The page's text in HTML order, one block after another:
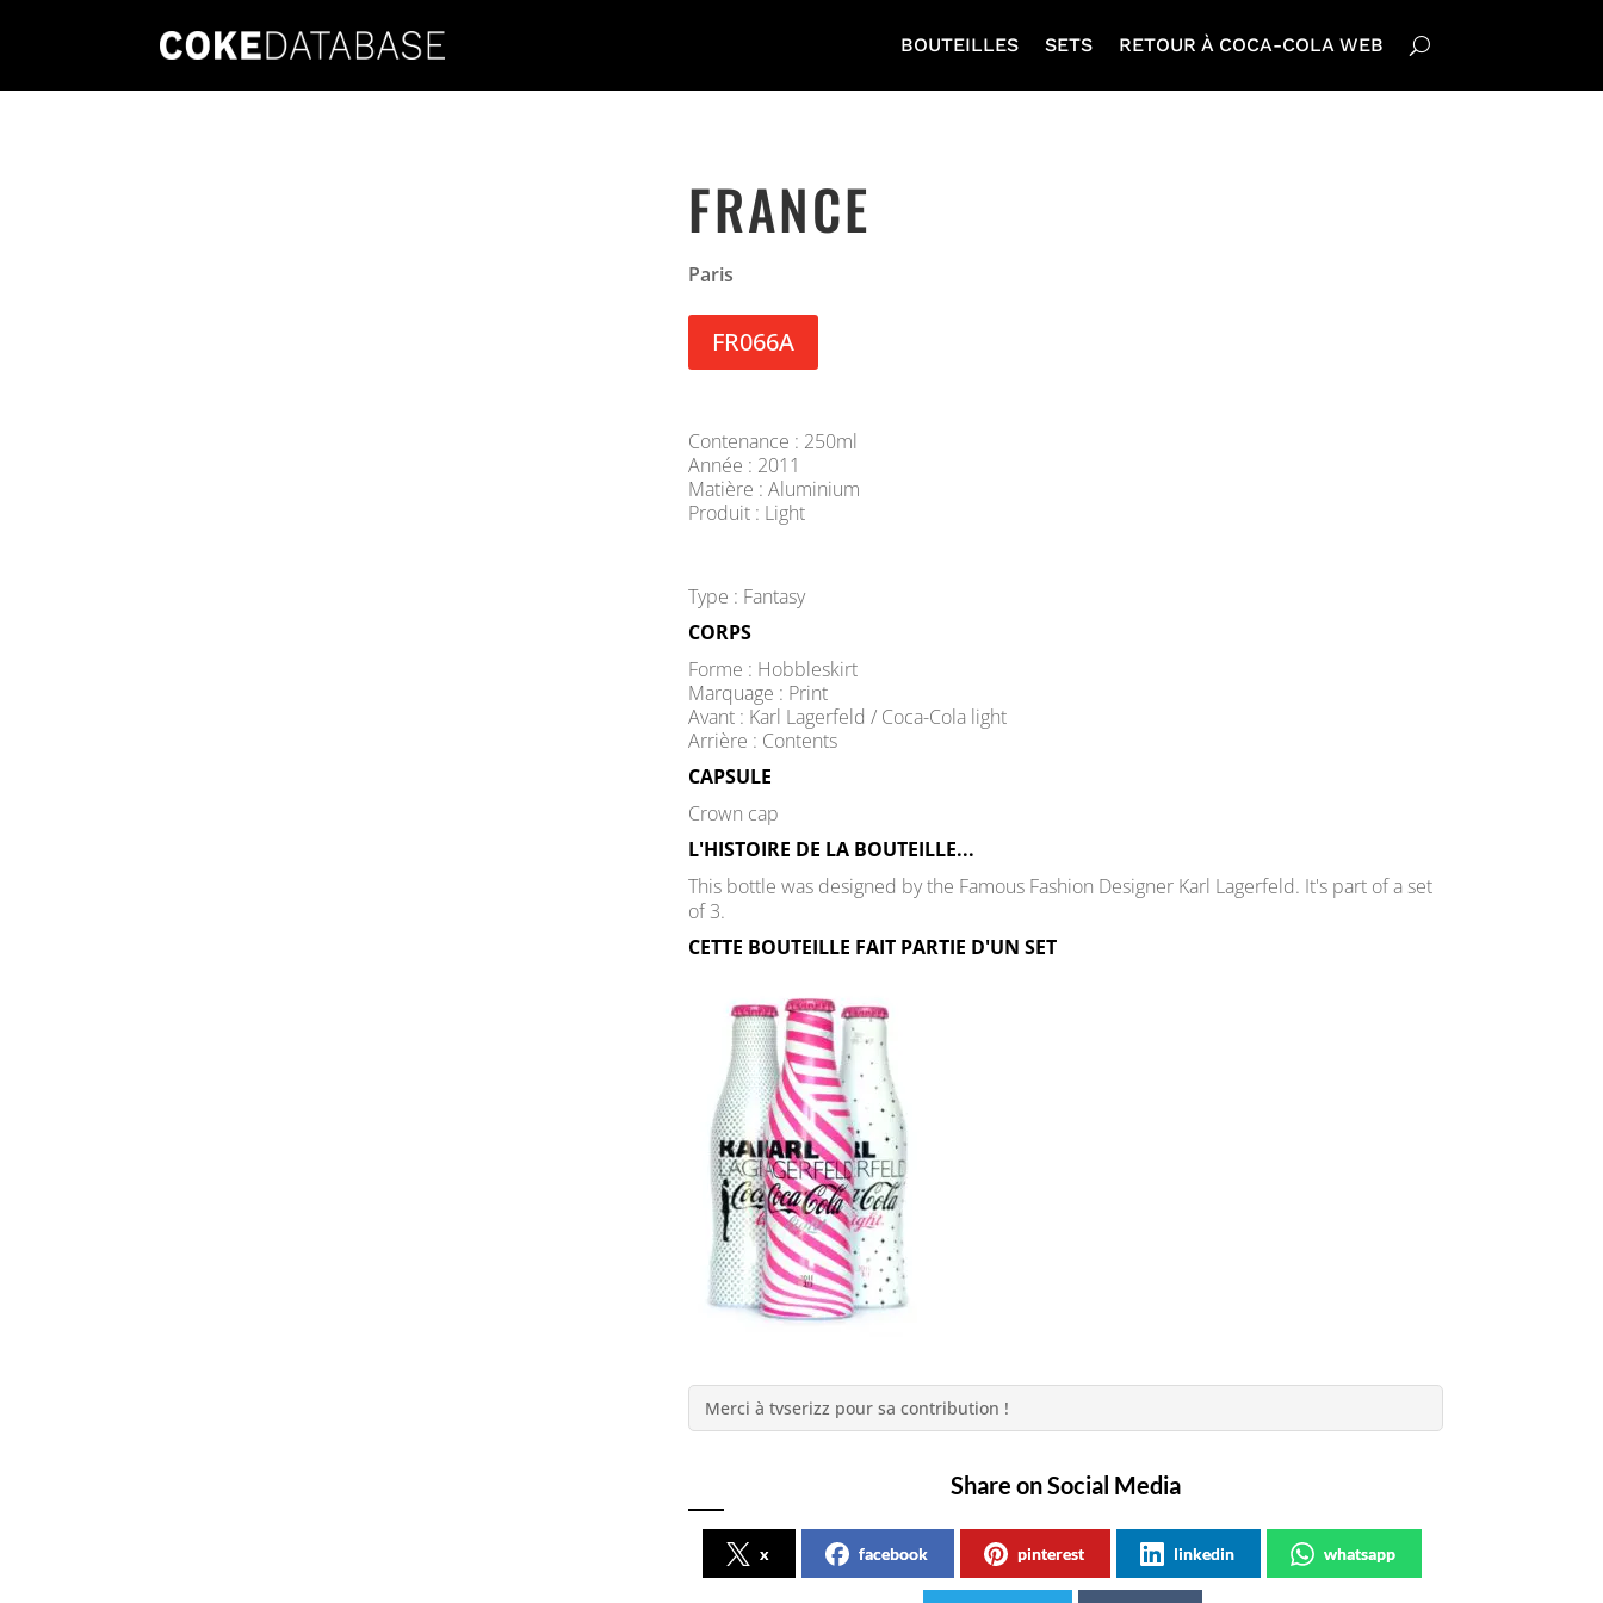
BOUTEILLES SETS RETOUR À COCA-COLA WEB
FRANCE
Paris
FR066A
Contenance : 250ml
Année : 2011
Matière : Aluminium
Produit : Light
Type : Fantasy
CORPS
Forme : Hobbleskirt
Marquage : Print
Avant : Karl Lagerfeld / Coca-Cola light
Arrière : Contents
CAPSULE
Crown cap
L'HISTOIRE DE LA BOUTEILLE...
This bottle was designed by the Famous Fashion Designer Karl Lagerfeld. It's part of a set
of 3.
CETTE BOUTEILLE FAIT PARTIE D'UN SET
Merci à tvserizz pour sa contribution !
Share on Social Media
x facebook pinterest linkedin whatsapp